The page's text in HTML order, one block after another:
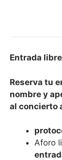
Entrada
Reserva tu
nombre y
al concierto
Aforo